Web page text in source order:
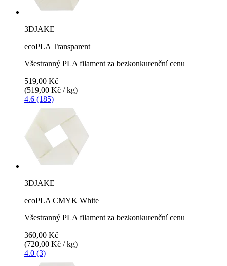
3DJAKE
ecoPLA Transparent
Všestranný PLA filament za bezkonkurenční cenu
519,00 Kč
(519,00 Kč / kg)
4.6 (185)
3DJAKE
ecoPLA CMYK White
Všestranný PLA filament za bezkonkurenční cenu
360,00 Kč
(720,00 Kč / kg)
4.0 (3)